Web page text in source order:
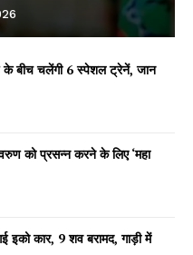
के बीच चलेंगी 6 स्पेशल ट्रेनें, जान
को प्रसन्न करने के लिए ‘महा
इको कार, 9 शव बरामद, गाड़ी में